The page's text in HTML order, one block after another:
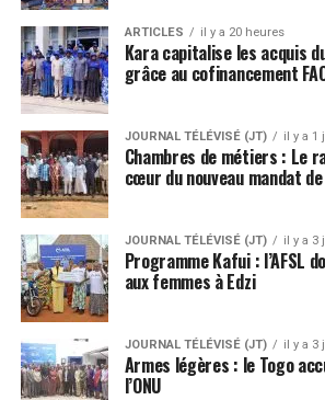
ARTICLES il y a 20 heures
Kara capitalise les acquis
grâce au cofinancement
JOURNAL TÉLÉVISÉ (JT) il y a 1
Chambres de métiers : Le
cœur du nouveau mandat de
JOURNAL TÉLÉVISÉ (JT) il y a 3
Programme Kafui : l’AFSL
aux femmes à Edzi
JOURNAL TÉLÉVISÉ (JT) il y a 3
Armes légères : le Togo
l’ONU